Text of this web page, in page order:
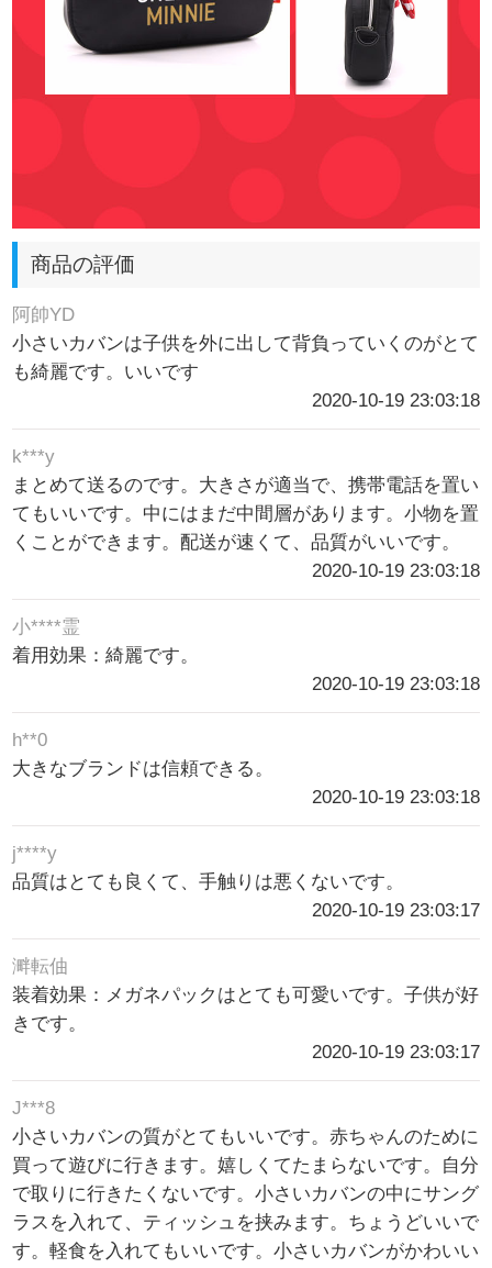
商品の評価
阿帥YD
小さいカバンは子供を外に出して背負っていくのがとて
も綺麗です。いいです
2020-10-19 23:03:18
k***y
まとめて送るのです。大きさが適当で、携帯電話を置い
てもいいです。中にはまだ中間層があります。小物を置
くことができます。配送が速くて、品質がいいです。
2020-10-19 23:03:18
小****霊
着用効果：綺麗です。
2020-10-19 23:03:18
h**0
大きなブランドは信頼できる。
2020-10-19 23:03:18
j****y
品質はとても良くて、手触りは悪くないです。
2020-10-19 23:03:17
溿転伷
装着効果：メガネパックはとても可愛いです。子供が好
きです。
2020-10-19 23:03:17
J***8
小さいカバンの質がとてもいいです。赤ちゃんのために
買って遊びに行きます。嬉しくてたまらないです。自分
で取りに行きたくないです。小さいカバンの中にサング
ラスを入れて、ティッシュを挟みます。ちょうどいいで
す。軽食を入れてもいいです。小さいカバンがかわいい